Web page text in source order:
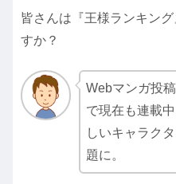
皆さんは『王様ランキン
すか？
Webマンガ投
で現在も連載
しいキャラク
題に。